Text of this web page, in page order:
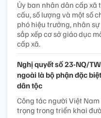
Ủy ban nhân dân cấp xã
cấu, số lượng và một số
phó hiệu trưởng, nhân
sắp xếp cơ sở giáo dục
cấp xã.
Nghị quyết số 23-NQ/
ngoài là bộ phận đặc
dân tộc
Công tác người Việt
trọng trong triển khai